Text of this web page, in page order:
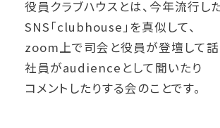
役員クラブハウスとは、今年流行し
SNS「clubhouse」を真似して、
zoom上で司会と役員が登壇して話
社員がaudienceとして聞いたり
コメントしたりする会のことです。